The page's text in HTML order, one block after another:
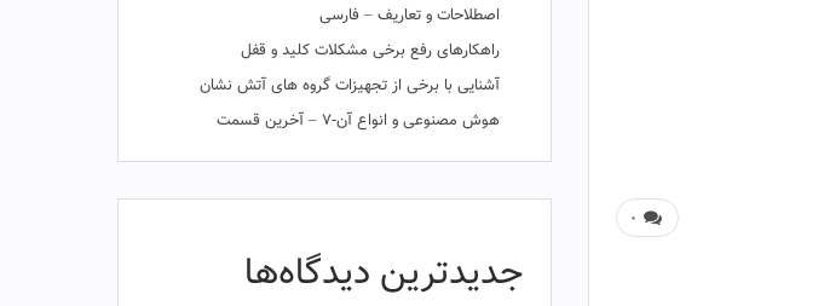
۰
اصطلاحات و تعاریف – فارسی
راهکارهای رفع برخی مشکلات کلید و قفل
آشنایی با برخی از تجهیزات گروه های آتش نشان
هوش مصنوعی و انواع آن-۷ – آخرین قسمت
جدیدترین دیدگاه‌ها